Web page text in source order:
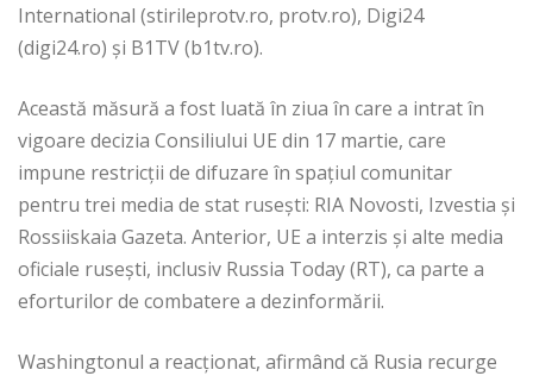
International (stirileprotv.ro, protv.ro), Digi24
(digi24.ro) și B1TV (b1tv.ro).
Această măsură a fost luată în ziua în care a intrat în
vigoare decizia Consiliului UE din 17 martie, care
impune restricții de difuzare în spațiul comunitar
pentru trei media de stat rusești: RIA Novosti, Izvestia și
Rossiiskaia Gazeta. Anterior, UE a interzis și alte media
oficiale rusești, inclusiv Russia Today (RT), ca parte a
eforturilor de combatere a dezinformării.
Washingtonul a reacționat, afirmând că Rusia recurge